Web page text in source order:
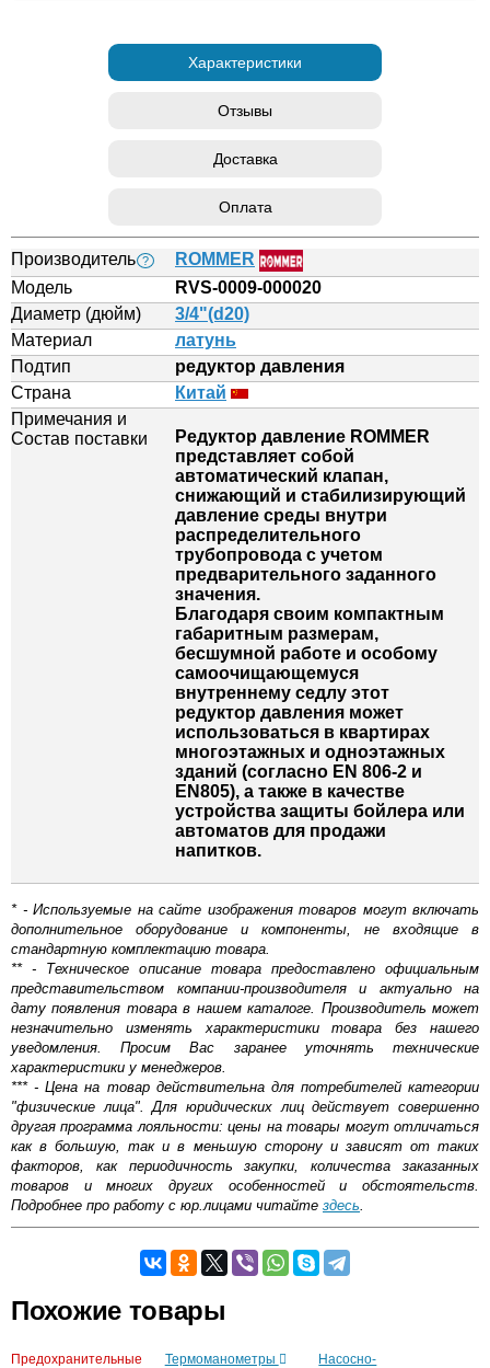
Характеристики
Отзывы
Доставка
Оплата
Производитель ?
ROMMER
Модель
RVS-0009-000020
Диаметр (дюйм)
3/4"(d20)
Материал
латунь
Подтип
редуктор давления
Страна
Китай
Примечания и
Состав поставки
Редуктор давление ROMMER
представляет собой
автоматический клапан,
снижающий и стабилизирующий
давление среды внутри
распределительного
трубопровода с учетом
предварительного заданного
значения.
Благодаря своим компактным
габаритным размерам,
бесшумной работе и особому
самоочищающемуся
внутреннему седлу этот
редуктор давления может
использоваться в квартирах
многоэтажных и одноэтажных
зданий (согласно EN 806-2 и
EN805), а также в качестве
устройства защиты бойлера или
автоматов для продажи
напитков.
* - Используемые на сайте изображения товаров могут включать
дополнительное оборудование и компоненты, не входящие в
стандартную комплектацию товара.
** - Техническое описание товара предоставлено официальным
представительством компании-производителя и актуально на
дату появления товара в нашем каталоге. Производитель может
незначительно изменять характеристики товара без нашего
уведомления. Просим Вас заранее уточнять технические
характеристики у менеджеров.
*** - Цена на товар действительна для потребителей категории
"физические лица". Для юридических лиц действует совершенно
другая программа лояльности: цены на товары могут отличаться
как в большую, так и в меньшую сторону и зависят от таких
факторов, как периодичность закупки, количества заказанных
товаров и многих других особенностей и обстоятельств.
Подробнее про работу с юр.лицами читайте здесь.
Оставьте отзыв
Возможные способы оплаты:
Похожие товары
Предохранительные Термоманометры Насосно-